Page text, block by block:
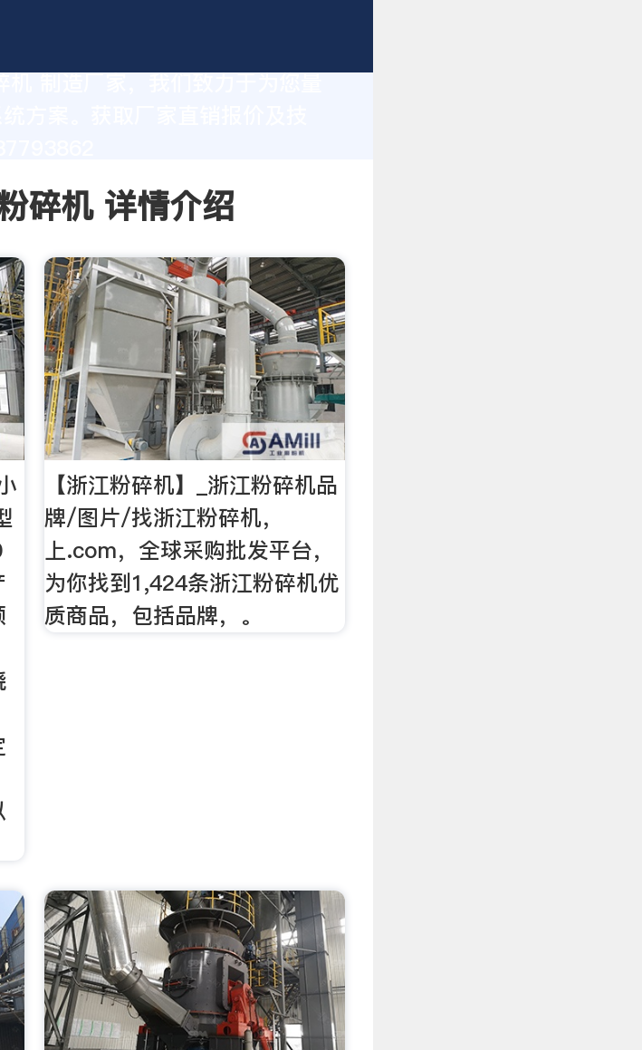
方案。获取厂家直销报价及技
碎机 详情介绍
【浙江粉碎机】_浙江粉碎机品
牌/图片/找浙江粉碎机，
上.com，全球采购批发平台，
为你找到1,424条浙江粉碎机优
质商品，包括品牌，。